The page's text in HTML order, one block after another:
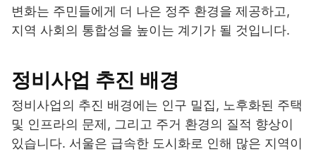
변화는 주민들에게 더 나은 정주 환경을 제공하고,
지역 사회의 통합성을 높이는 계기가 될 것입니다.
정비사업 추진 배경
정비사업의 추진 배경에는 인구 밀집, 노후화된 주택
및 인프라의 문제, 그리고 주거 환경의 질적 향상이
있습니다. 서울은 급속한 도시화로 인해 많은 지역이